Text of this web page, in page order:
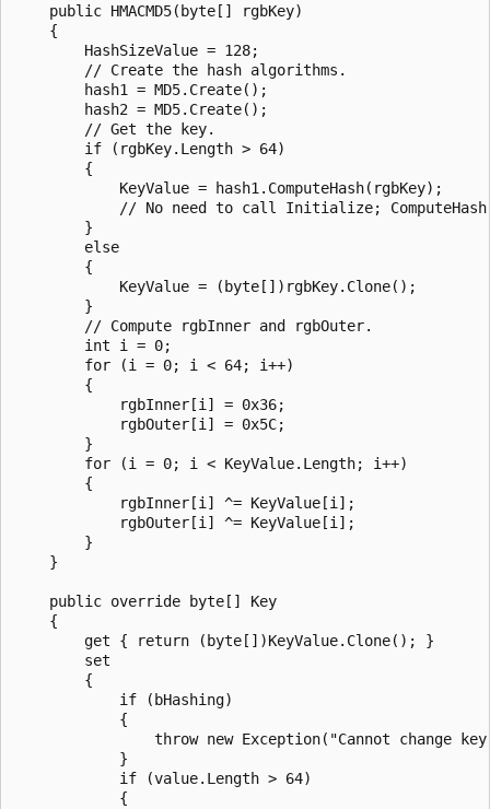
    public HMACMD5(byte[] rgbKey)
    {
        HashSizeValue = 128;
        // Create the hash algorithms.
        hash1 = MD5.Create();
        hash2 = MD5.Create();
        // Get the key.
        if (rgbKey.Length > 64)
        {
            KeyValue = hash1.ComputeHash(rgbKey);
// No need to call Initialize;
        }
        else
        {
            KeyValue = (byte[])rgbKey.Clone();
        }
        // Compute rgbInner and rgbOuter.
        int i = 0;
        for (i = 0; i < 64; i++)
        {
            rgbInner[i] = 0x36;
            rgbOuter[i] = 0x5C;
        }
        for (i = 0; i < KeyValue.Length; i++)
        {
            rgbInner[i] ^= KeyValue[i];
            rgbOuter[i] ^= KeyValue[i];
        }
    }
    public override byte[] Key
    {
        get { return (byte[])KeyValue.Clone(); }
        set
        {
            if (bHashing)
            {
throw new Exception("Cannot change
            }
            if (value.Length > 64)
            {